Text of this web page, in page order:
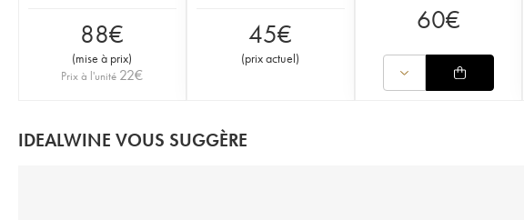
88€
(mise à prix)
Prix à l'unité 22€
45€
(prix actuel)
60€
IDEALWINE VOUS SUGGÈRE